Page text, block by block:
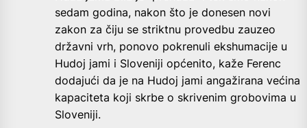
sedam godina, nakon što je donesen novi
zakon za čiju se striktnu provedbu zauzeo
državni vrh, ponovo pokrenuli ekshumacije u
Hudoj jami i Sloveniji općenito, kaže Ferenc
dodajući da je na Hudoj jami angažirana većina
kapaciteta koji skrbe o skrivenim grobovima u
Sloveniji.